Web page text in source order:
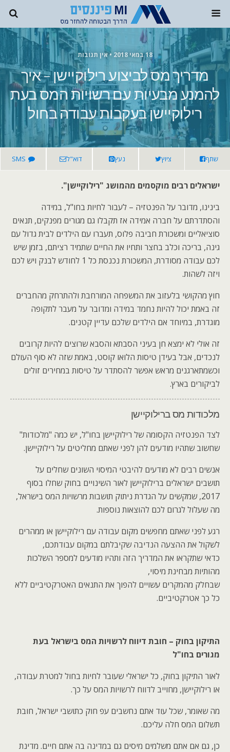
18 במאי 2018 • אין תגובות
מדריך מס לביצוע רילוקיישן – איך
להמנע מבעיות עם רשויות המס בעת
רילוקיישן בעקבות עבודה בחול
שתף ציוץ נעץ דוא"ל SMS
ישראלים רבים מוקסמים מהמושג "רילוקיישן".
בינינו, מדובר על הפנטזיה – לעבור לחיות בחו"ל, במידה
והסתדרתם על חברה אמידה אז תקבלו גם מגורים מפנקים, תנאים
סוציאליים ומשכורת חביבה פלוס, תעברו עם הילדים לבית גדול עם
גינה, בריכה וכלב בחצר ותחיו את החיים שתמיד רציתם, בזמן שיש
לכם עבודה מסודרת, המשכורת נכנסת כל 1 לחודש לבנק ויש לכם
ויזה לשהות.
חוץ מהקושי בלעזוב את המשפחה המורחבת ולהתרחק מהחברים
זה באמת יכול להיות נחמד במידה ומדובר על מעבר לתקופה
מוגדרת, במיוחד אם הילדים שלכם עדיין קטנים.
זה אולי לא ימצא חן בעיני הסבתא והסבא שרוצים להיות קרובים
לנכדים, אבל בעידן טיסות הלואו קוסט, באמת שזה לא סוף העולם
וכשמתארגנים מראש אפשר להסתדר על טיסות במחירים זולים
לביקורים בארץ.
מלכודות מס ברילוקיישן
לצד הפנטזיה הקסומה של רילוקיישן בחו"ל, יש כמה "מלכודות"
שחשוב שתהיו מודעים להן לפני שאתם מחליטים על רילוקיישן.
אנשים רבים לא מודעים להיבטי המיסוי השונים שחלים על
תושבים ישראלים ברילוקיישן לאור השינויים בחוק שחלו בסוף
2017, שמקשים על הגדרת ניתוק תושבות מרשויות המס בישראל,
מה שעלול לגרום לכם להוצאות נוספות.
רגע לפני שאתם מחפשים מקום עבודה עם רילוקיישן או ממהרים
לשקול את ההצעה הנדיבה שקיבלתם במקום עבודתכם,
כדאי שתקראו את המדריך הזה ותהיו מודעים למספר השלכות
מהותיות מבחינת מיסוי,
שבחלק מהמקרים עשויים להפוך את התנאים האטרקטיביים ללא
כל כך אטרקטיביים.
התיקון בחוק – חובת דיווח לרשויות המס בישראל בעת
מגורים בחו"ל
לאור התיקון בחוק, כל ישראלי שעובר לחיות בחול למטרת עבודה,
או רילוקיישן, מחוייב לדווח לרשויות המס על כך.
מה שאומר, שכל עוד אתם נחשבים עפ חוק כתושבי ישראל, חובת
תשלום המס חלה עליכם.
כן, גם אם אתם משלמים מיסים גם במדינה בה אתם חיים. מדינת